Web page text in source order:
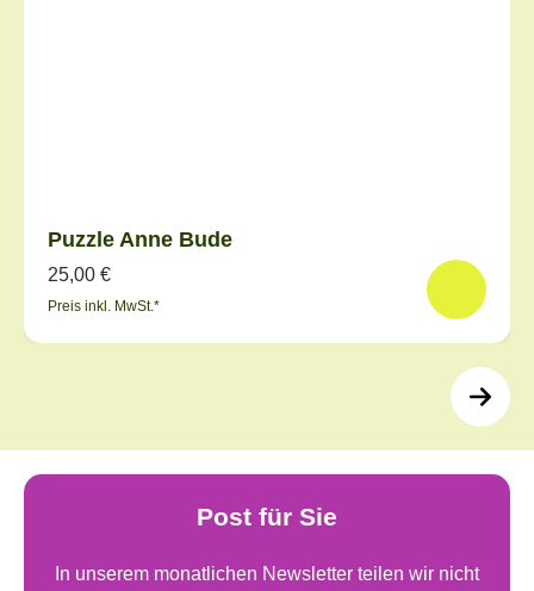
Puzzle Anne Bude
25,00 €
Preis inkl. MwSt.*
Post für Sie
In unserem monatlichen Newsletter teilen wir nicht